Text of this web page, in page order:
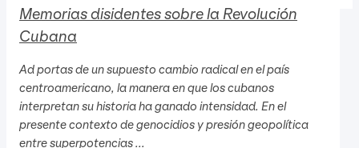
Memorias disidentes sobre la Revolución
Cubana
Ad portas de un supuesto cambio radical en el país
centroamericano, la manera en que los cubanos
interpretan su historia ha ganado intensidad. En el
presente contexto de genocidios y presión geopolítica
entre superpotencias ...